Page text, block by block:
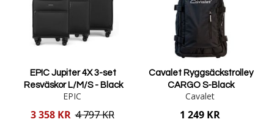
EPIC Jupiter 4X 3-set
Resväskor L/M/S - Black
EPIC
Reducerat
3 358 KR 4 797 KR
Cavalet Ryggsäckstrolley
CARGO S-Black
Cavalet
1 249 KR